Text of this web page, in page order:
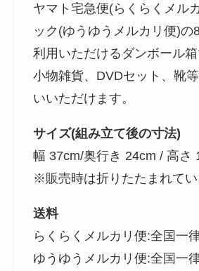
ヤマト宅急便(らくらくメル
ック(ゆうゆうメルカリ便)の
利用いただけるダンボール箱
小物雑貨、DVDセット、靴
いいただけます。
サイズ(組み立て後の寸法)
幅 37cm/奥行き 24cm / 高さ
※販売時は折りたたまれて
送料
らくらくメルカリ便:全国一
ゆうゆうメルカリ便:全国一